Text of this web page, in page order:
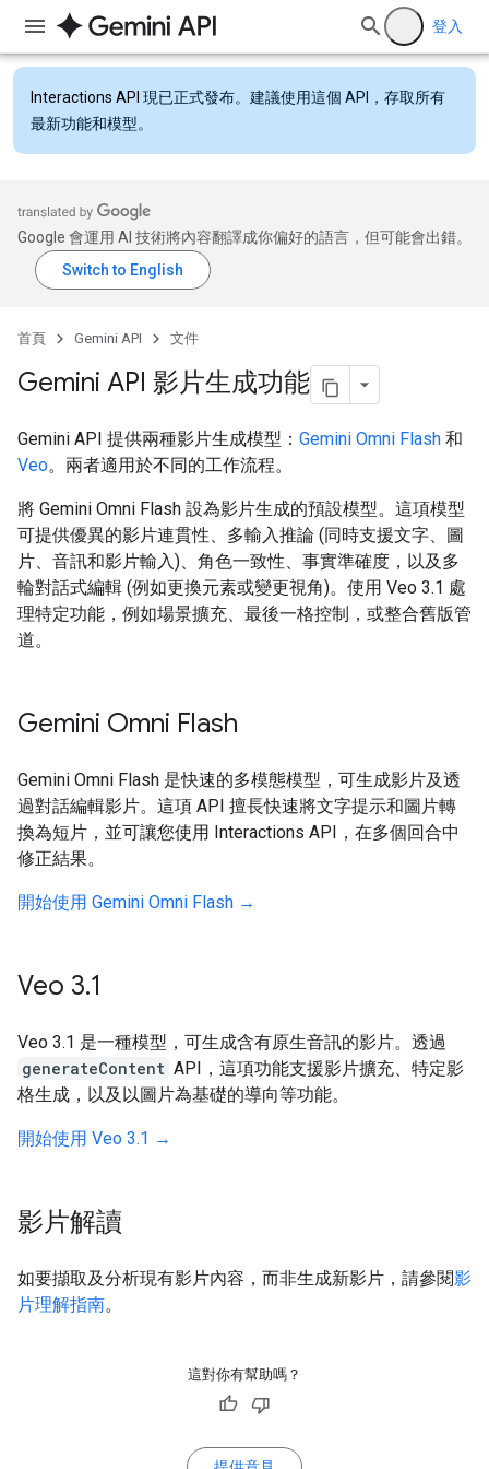
登入
Interactions API 現已正式發布。建議使用這個 API，存取所有
最新功能和模型。
Google 會運用 AI 技術將內容翻譯成你偏好的語言，但可能會出錯。
首頁 Gemini API 文件
Gemini API 影片生成功能
Gemini API 提供兩種影片生成模型： Gemini Omni Flash 和
Veo。兩者適用於不同的工作流程。
將 Gemini Omni Flash 設為影片生成的預設模型。這項模型
可提供優異的影片連貫性、多輸入推論 (同時支援文字、圖
片、音訊和影片輸入)、角色一致性、事實準確度，以及多
輪對話式編輯 (例如更換元素或變更視角)。使用 Veo 3.1 處
理特定功能，例如場景擴充、最後一格控制，或整合舊版管
道。
Gemini Omni Flash
Gemini Omni Flash 是快速的多模態模型，可生成影片及透
過對話編輯影片。這項 API 擅長快速將文字提示和圖片轉
換為短片，並可讓您使用 Interactions API，在多個回合中
修正結果。
開始使用 Gemini Omni Flash →
Veo 3.1
Veo 3.1 是一種模型，可生成含有原生音訊的影片。透過
generateContent API，這項功能支援影片擴充、特定影
格生成，以及以圖片為基礎的導向等功能。
開始使用 Veo 3.1 →
影片解讀
如要擷取及分析現有影片內容，而非生成新影片，請參閱影
片理解指南。
這對你有幫助嗎？